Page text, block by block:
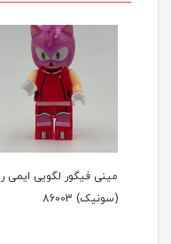
مینی فیگور لگویی ایمی
(سونیک) 86003